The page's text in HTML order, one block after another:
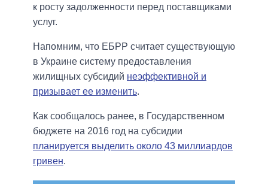
к росту задолженности перед поставщиками
услуг.
Напомним, что ЕБРР считает существующую
в Украине систему предоставления
жилищных субсидий неэффективной и
призывает ее изменить.
Как сообщалось ранее, в Государственном
бюджете на 2016 год на субсидии
планируется выделить около 43 миллиардов
гривен.